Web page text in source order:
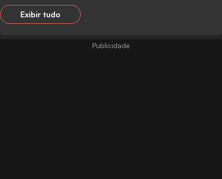
Exibir tudo